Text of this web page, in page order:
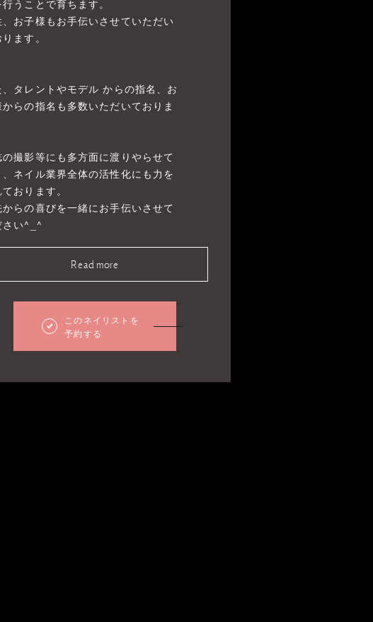
うことで育ちます。
、お子様もお手伝いさせていただい
ます。
、タレントやモデル からの指名、お
からの指名も多数いただいておりま
の撮影等にも多方面に渡りやらせて
、ネイル業界全体の活性化にも力を
おります。
からの喜びを一緒にお手伝いさせて
さい^_^
Read more
このネイリストを
予約する